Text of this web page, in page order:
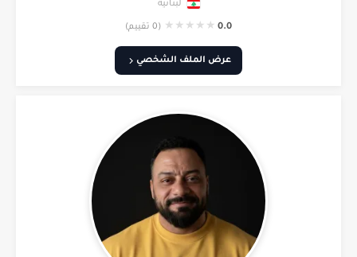
لبنانية
0.0
★
★
★
★
★ (0 تقييم)
عرض الملف الشخصي